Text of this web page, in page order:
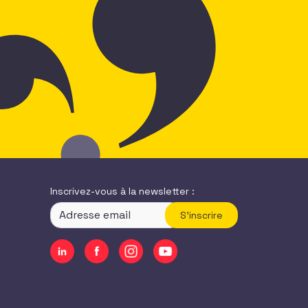
Inscrivez-vous à la newsletter :
S'inscrire